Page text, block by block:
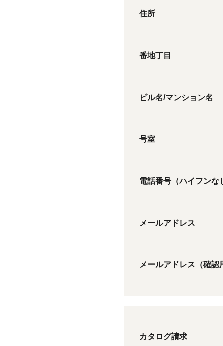
住所
番地丁目
ビル名/マンション名
号室
電話番号（ハイフンな
メールアドレス
メールアドレス（確認
カタログ請求